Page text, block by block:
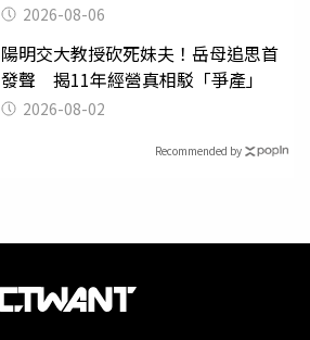
2026-08-06
陽明交大教授砍死妹夫！岳母追思首
發聲 揭11年經營真相駁「爭產」
2026-08-02
Recommended by